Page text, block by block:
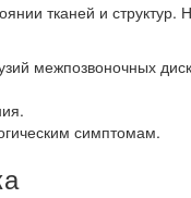
тканей и
межпозвоночных
симптомам.